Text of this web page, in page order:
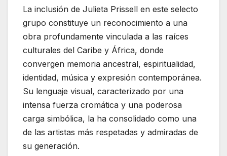
La inclusión de Julieta Prissell en este selecto
grupo constituye un reconocimiento a una
obra profundamente vinculada a las raíces
culturales del Caribe y África, donde
convergen memoria ancestral, espiritualidad,
identidad, música y expresión contemporánea.
Su lenguaje visual, caracterizado por una
intensa fuerza cromática y una poderosa
carga simbólica, la ha consolidado como una
de las artistas más respetadas y admiradas de
su generación.